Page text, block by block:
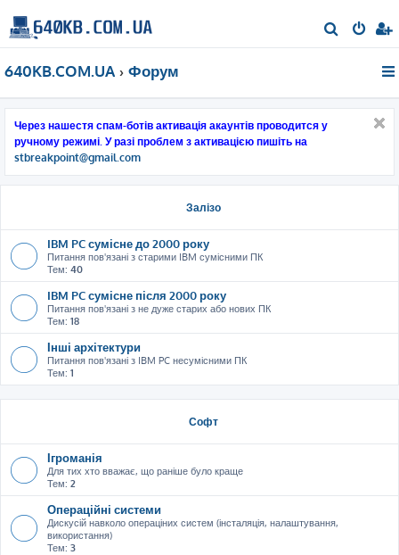
о
640KB.COM.UA Форум
Через нашестя спам-ботів активація акаунтів проводится у
ручному режимі. У разі проблем з активацією пишіть на
stbreakpoint@gmail.com
Залізо
IBM PC сумісне до 2000 року
Питання пов'язані з старими IBM сумісними ПК
Тем: 40
IBM PC сумісне після 2000 року
Питання пов'язані з не дуже старих або нових ПК
Тем: 18
Інші архітектури
Питання пов'язані з IBM PC несумісними ПК
Тем: 1
Софт
Ігроманія
Для тих хто вважає, що раніше було краще
Тем: 2
Операційні системи
Дискусій навколо операціних систем (інсталяція, налаштування,
використання)
Тем: 3